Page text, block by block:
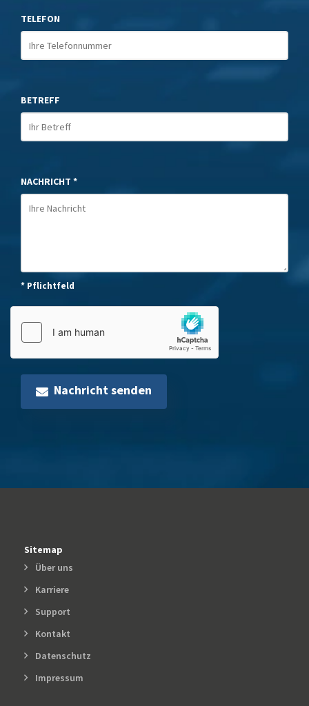
TELEFON
BETREFF
NACHRICHT *
* Pflichtfeld
Nachricht senden
Sitemap
Über uns
Karriere
Support
Kontakt
Datenschutz
Impressum